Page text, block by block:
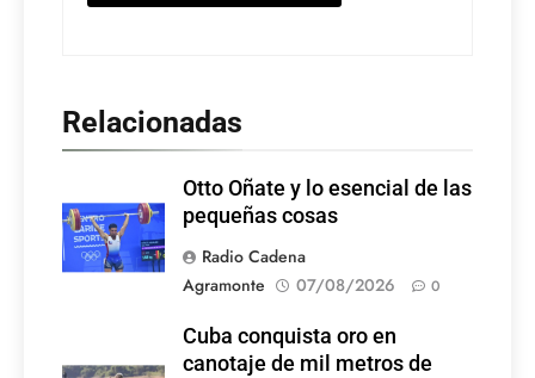
Relacionadas
Otto Oñate y lo esencial de las
pequeñas cosas
Radio Cadena
Agramonte
07/08/2026 0
Cuba conquista oro en
canotaje de mil metros de